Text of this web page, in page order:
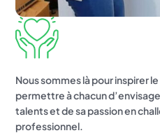
Nous sommes là pour inspirer
permettre à chacun
talents et de sa passion en
professionnel.